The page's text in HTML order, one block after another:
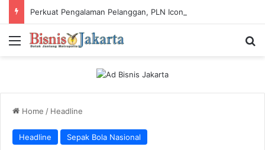
Menu
Home / Headline
Headline Sepak Bola Nasional